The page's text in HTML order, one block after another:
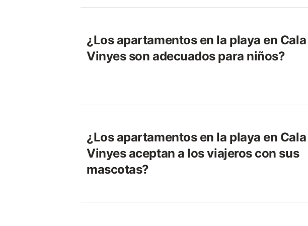
¿Los apartamentos en la playa en Cala
Vinyes son adecuados para niños?
¿Los apartamentos en la playa en Cala
Vinyes aceptan a los viajeros con sus
mascotas?